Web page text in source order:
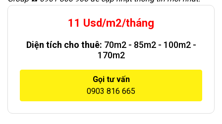
11 Usd/m2/tháng
Diện tích cho thuê: 70m2 - 85m2 - 100m2 -
170m2
Gọi tư vấn
0903 816 665